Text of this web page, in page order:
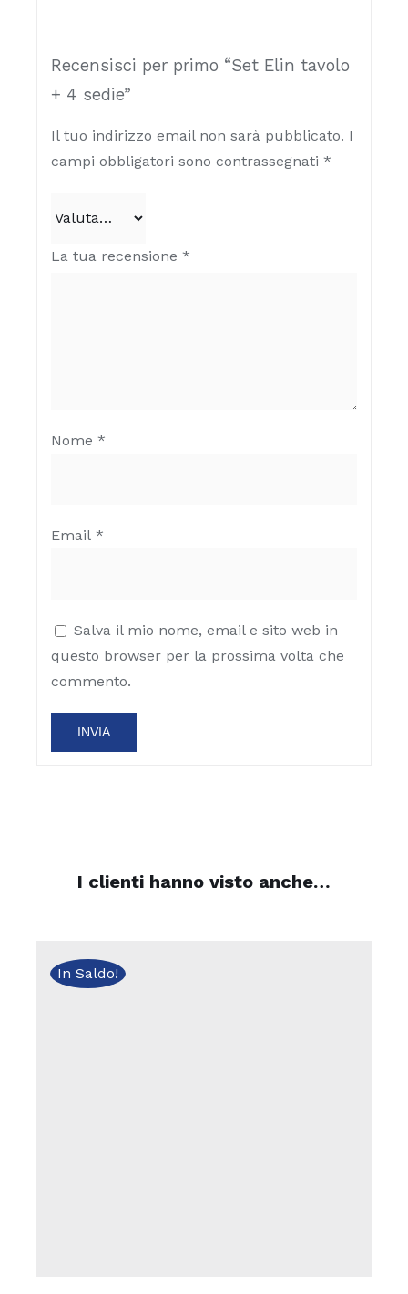
Recensisci per primo “Set Elin tavolo
+ 4 sedie”
Il tuo indirizzo email non sarà pubblicato. I
campi obbligatori sono contrassegnati *
La tua recensione *
Nome *
Email *
Salva il mio nome, email e sito web in
questo browser per la prossima volta che
commento.
I clienti hanno visto anche…
In Saldo!